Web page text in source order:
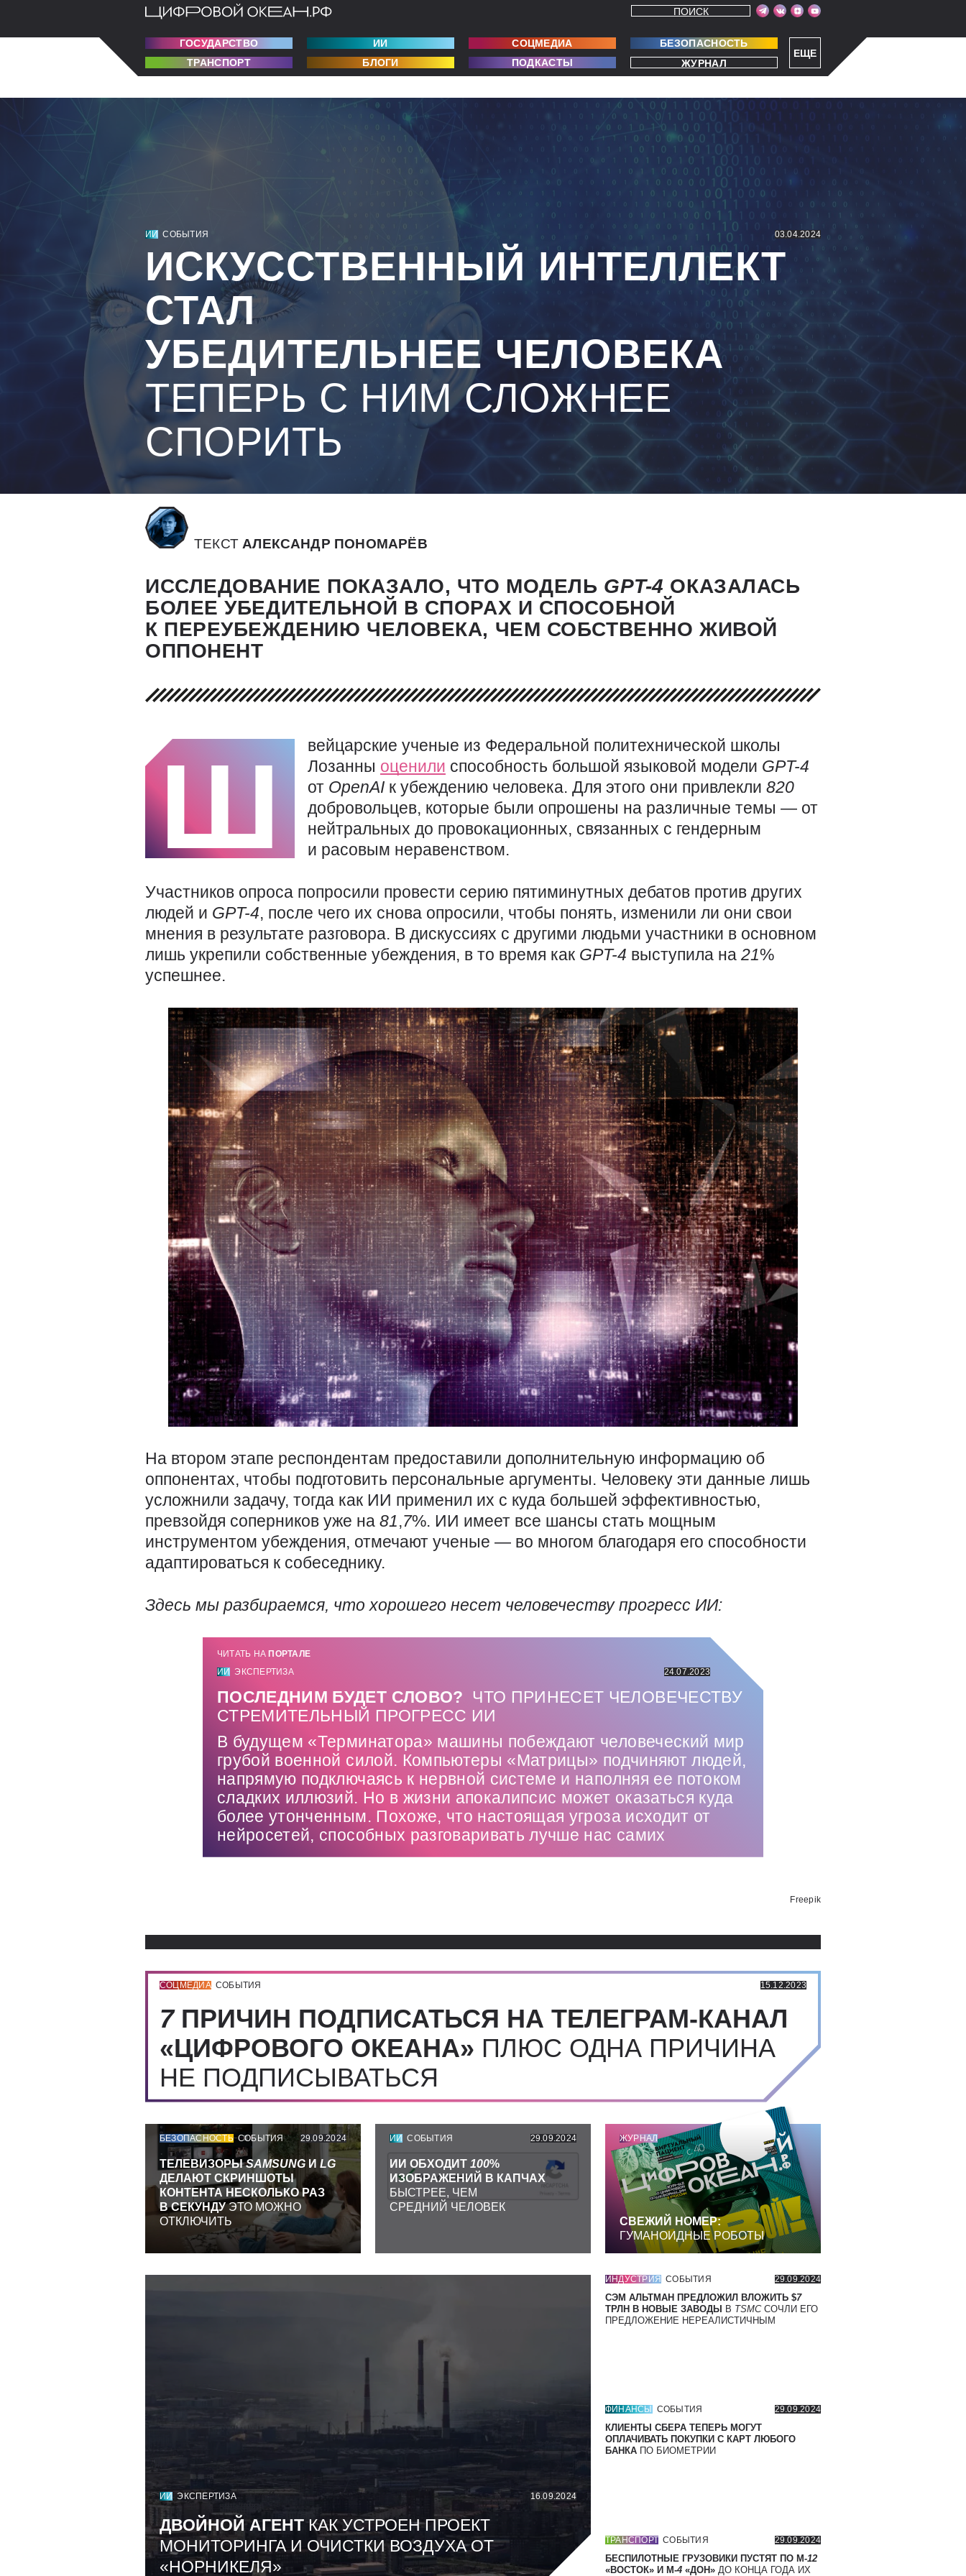
ЕЩЕ
ПОИСК
ГОСУДАРСТВО ИИ СОЦМЕДИА
БЕЗОПАСНОСТЬ
ТРАНСПОРТ
БЛОГИ ПОДКАСТЫ ЖУРНАЛ
ИИ СОБЫТИЯ 03.04.2024
ИСКУССТВЕННЫЙ ИНТЕЛЛЕКТ
СТАЛ
УБЕДИТЕЛЬНЕЕ ЧЕЛОВЕКА
ТЕПЕРЬ С НИМ СЛОЖНЕЕ
СПОРИТЬ
ТЕКСТ АЛЕКСАНДР ПОНОМАРЁВ
ИССЛЕДОВАНИЕ ПОКАЗАЛО, ЧТО МОДЕЛЬ GPT-4 ОКАЗАЛАСЬ
БОЛЕЕ УБЕДИТЕЛЬНОЙ В СПОРАХ И СПОСОБНОЙ
К ПЕРЕУБЕЖДЕНИЮ ЧЕЛОВЕКА, ЧЕМ СОБСТВЕННО ЖИВОЙ
ОППОНЕНТ
Ш
вейцарские ученые из Федеральной политехнической школы
Лозанны оценили способность большой языковой модели GPT-4
от OpenAI к убеждению человека. Для этого они привлекли 820
добровольцев, которые были опрошены на различные темы — от
нейтральных до провокационных, связанных с гендерным
и расовым неравенством.
Участников опроса попросили провести серию пятиминутных дебатов против других
людей и GPT-4, после чего их снова опросили, чтобы понять, изменили ли они свои
мнения в результате разговора. В дискуссиях с другими людьми участники в основном
лишь укрепили собственные убеждения, в то время как GPT-4 выступила на 21%
успешнее.
На втором этапе респондентам предоставили дополнительную информацию об
оппонентах, чтобы подготовить персональные аргументы. Человеку эти данные лишь
усложнили задачу, тогда как ИИ применил их с куда большей эффективностью,
превзойдя соперников уже на 81,7%. ИИ имеет все шансы стать мощным
инструментом убеждения, отмечают ученые — во многом благодаря его способности
адаптироваться к собеседнику.
Здесь мы разбираемся, что хорошего несет человечеству прогресс ИИ:
ЧИТАТЬ НАПОРТАЛЕ
ИИ ЭКСПЕРТИЗА 24.07.2023
ПОСЛЕДНИМ БУДЕТ СЛОВО? ЧТО ПРИНЕСЕТ ЧЕЛОВЕЧЕСТВУ
СТРЕМИТЕЛЬНЫЙ ПРОГРЕСС ИИ
В будущем «Терминатора» машины побеждают человеческий мир
грубой военной силой. Компьютеры «Матрицы» подчиняют людей,
напрямую подключаясь к нервной системе и наполняя ее потоком
сладких иллюзий. Но в жизни апокалипсис может оказаться куда
более утонченным. Похоже, что настоящая угроза исходит от
нейросетей, способных разговаривать лучше нас самих
Использованные источники:
Freepik
СОЦМЕДИА СОБЫТИЯ 15.12.2023
7 ПРИЧИН ПОДПИСАТЬСЯ НА ТЕЛЕГРАМ-КАНАЛ
«ЦИФРОВОГО ОКЕАНА» ПЛЮС ОДНА ПРИЧИНА
НЕ ПОДПИСЫВАТЬСЯ
БЕЗОПАСНОСТЬ СОБЫТИЯ 29.09.2024
ТЕЛЕВИЗОРЫSAMSUNG И LG
ДЕЛАЮТ СКРИНШОТЫ
КОНТЕНТА НЕСКОЛЬКО РАЗ
В СЕКУНДУЭТО МОЖНО
ОТКЛЮЧИТЬ
ИИ СОБЫТИЯ 29.09.2024
ИИ ОБХОДИТ 100%
ИЗОБРАЖЕНИЙ В КАПЧАХ
БЫСТРЕЕ, ЧЕМ
СРЕДНИЙ ЧЕЛОВЕК
ЖУРНАЛ
СВЕЖИЙ НОМЕР:
ГУМАНОИДНЫЕ РОБОТЫ
ИИ ЭКСПЕРТИЗА 16.09.2024
ДВОЙНОЙ АГЕНТКАК УСТРОЕН ПРОЕКТ
МОНИТОРИНГА И ОЧИСТКИ ВОЗДУХА ОТ
«НОРНИКЕЛЯ»
ИНДУСТРИЯ СОБЫТИЯ 29.09.2024
СЭМ АЛЬТМАН ПРЕДЛОЖИЛ ВЛОЖИТЬ $7
ТРЛН В НОВЫЕ ЗАВОДЫ
В TSMC СОЧЛИ ЕГО
ПРЕДЛОЖЕНИЕ НЕРЕАЛИСТИЧНЫМ
ФИНАНСЫ СОБЫТИЯ 29.09.2024
КЛИЕНТЫ СБЕРА ТЕПЕРЬ МОГУТ
ОПЛАЧИВАТЬ ПОКУПКИ С КАРТ ЛЮБОГО
БАНКА ПО БИОМЕТРИИ
ТРАНСПОРТ СОБЫТИЯ 29.09.2024
БЕСПИЛОТНЫЕ ГРУЗОВИКИ ПУСТЯТ ПО М-12
«ВОСТОК» И М-4 «ДОН» ДО КОНЦА ГОДА ИХ